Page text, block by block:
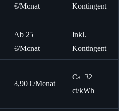
€/Monat
Kontingent
Ab 25
€/Monat
Inkl.
Kontingent
8,90 €/Monat
Ca. 32
ct/kWh